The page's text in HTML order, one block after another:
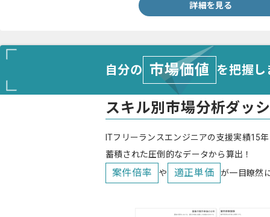
詳細を見る
自分の 市場価値 を把握
スキル別市場分析ダッ
ITフリーランスエンジニアの支援実績15
蓄積された圧倒的なデータから算出！
案件倍率 や 適正単価 が一目瞭然